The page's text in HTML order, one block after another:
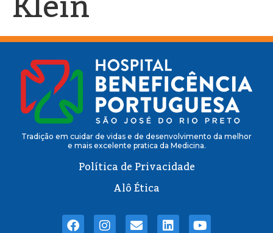
Tradição em cuidar de vidas e de desenvolvimento da melhor
e mais excelente pratica da Medicina.
Política de Privacidade
Alô Ética